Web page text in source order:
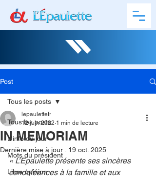
Post
Tous les posts
L'info du jour
Mots du président
Libre opinion
Tous les posts
IN MEMORIAM
lepaulettefr
12 juin 2022 1 min de lecture
Dernière mise à jour : 19 oct. 2025
« L’Epaulette présente ses sincères
condoléances à la famille et aux